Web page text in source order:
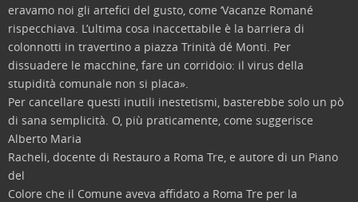
eravamo noi gli artefici del gusto, come ‘Vacanze Romané
rispecchiava. L’ultima cosa inaccettabile è la barriera di
colonnotti in travertino a piazza Trinità dé Monti. Per
dissuadere le macchine, fare un corridoio: il virus della
stupidità comunale non si placa».
Per cancellare questi inutili inestetismi, basterebbe solo un pò
di sana semplicità. O, più praticamente, come suggerisce
Alberto Maria
Racheli, docente di Restauro a Roma Tre, e autore di un Piano
del
Colore che il Comune aveva affidato a Roma Tre per la